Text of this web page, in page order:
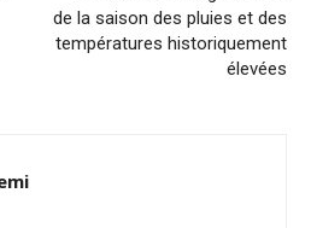
de la saison des pluies et des
températures historiquement
élevées